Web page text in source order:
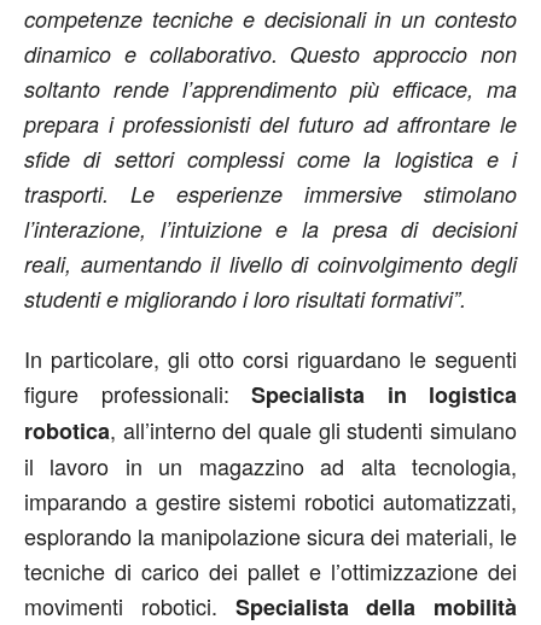
competenze tecniche e decisionali in un contesto
dinamico e collaborativo. Questo approccio non
soltanto rende l’apprendimento più efficace, ma
prepara i professionisti del futuro ad affrontare le
sfide di settori complessi come la logistica e i
trasporti. Le esperienze immersive stimolano
l’interazione, l’intuizione e la presa di decisioni
reali, aumentando il livello di coinvolgimento degli
studenti e migliorando i loro risultati formativi”.
In particolare, gli otto corsi riguardano le seguenti
figure professionali: Specialista in logistica
robotica, all’interno del quale gli studenti simulano
il lavoro in un magazzino ad alta tecnologia,
imparando a gestire sistemi robotici automatizzati,
esplorando la manipolazione sicura dei materiali, le
tecniche di carico dei pallet e l’ottimizzazione dei
movimenti robotici. Specialista della mobilità